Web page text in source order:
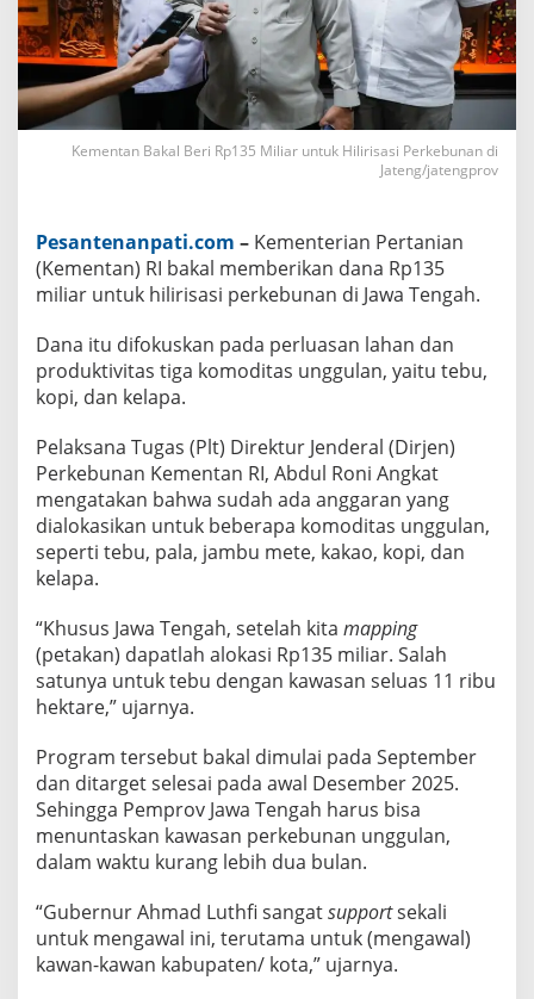
5
M
u
n
i
l
a
s
r
k
e
b
u
n
a
n
a
t
e
n
Kementan Bakal Beri Rp135 Miliar untuk Hilirisasi Perkebunan di
Jateng/jatengprov
Pesantenanpati.com – Kementerian Pertanian
(Kementan) RI bakal memberikan dana Rp135
miliar untuk hilirisasi perkebunan di Jawa Tengah.
Dana itu difokuskan pada perluasan lahan dan
produktivitas tiga komoditas unggulan, yaitu tebu,
kopi, dan kelapa.
Pelaksana Tugas (Plt) Direktur Jenderal (Dirjen)
Perkebunan Kementan RI, Abdul Roni Angkat
mengatakan bahwa sudah ada anggaran yang
dialokasikan untuk beberapa komoditas unggulan,
seperti tebu, pala, jambu mete, kakao, kopi, dan
kelapa.
“Khusus Jawa Tengah, setelah kita mapping
(petakan) dapatlah alokasi Rp135 miliar. Salah
satunya untuk tebu dengan kawasan seluas 11 ribu
hektare,” ujarnya.
Program tersebut bakal dimulai pada September
dan ditarget selesai pada awal Desember 2025.
Sehingga Pemprov Jawa Tengah harus bisa
menuntaskan kawasan perkebunan unggulan,
dalam waktu kurang lebih dua bulan.
“Gubernur Ahmad Luthfi sangatsupportsekali
untuk mengawal ini, terutama untuk (mengawal)
kawan-kawan kabupaten/ kota,” ujarnya.